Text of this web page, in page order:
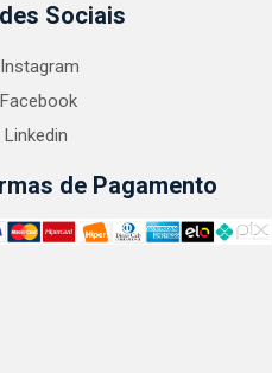
Sociais
Instagram
Facebook
Linkedin
de Pagamento